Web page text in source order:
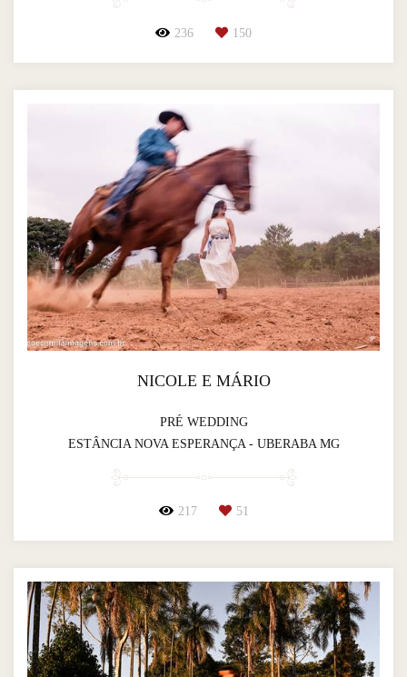
236 150
NICOLE E MÁRIO
PRÉ WEDDING
ESTÂNCIA NOVA ESPERANÇA - UBERABA MG
217 51